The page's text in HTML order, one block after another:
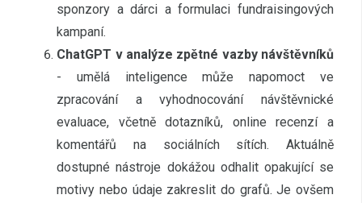
sponzory a dárci a formulaci fundraisingových
kampaní.
ChatGPT v analýze zpětné vazby návštěvníků
- umělá inteligence může napomoct ve
zpracování a vyhodnocování návštěvnické
evaluace, včetně dotazníků, online recenzí a
komentářů na sociálních sítích. Aktuálně
dostupné nástroje dokážou odhalit opakující se
motivy nebo údaje zakreslit do grafů. Je ovšem